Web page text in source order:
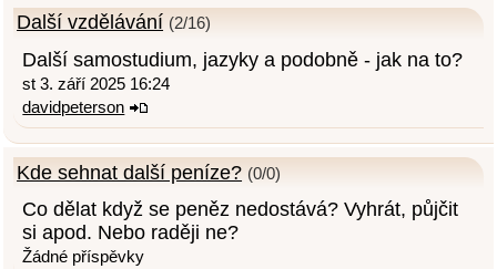
Další vzdělávání (2/16)
Další samostudium, jazyky a podobně - jak na to?
st 3. září 2025 16:24
davidpeterson
Kde sehnat další peníze? (0/0)
Co dělat když se peněz nedostává? Vyhrát, půjčit
si apod. Nebo raději ne?
Žádné příspěvky